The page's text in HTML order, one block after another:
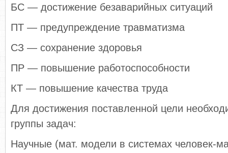
БС — достижение безаварийных ситуаций
ПТ — предупреждение травматизма
СЗ — сохранение здоровья
ПР — повышение работоспособности
КТ — повышение качества труда
Для достижения поставленной цели
группы задач:
Научные (мат. модели в системах человек-